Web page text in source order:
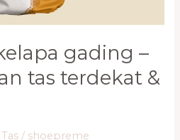
gading –
tas terdekat &
Tas / shoepreme